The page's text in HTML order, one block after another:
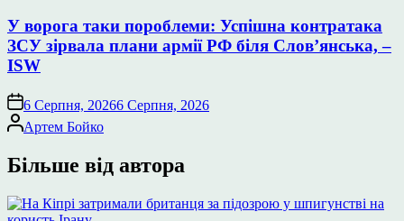
У ворога таки пороблеми: Успішна контратака
ЗСУ зірвала плани армії РФ біля Слов’янська, –
ISW
6 Серпня, 20266 Серпня, 2026
Опубліковано
Артем Бойко
Більше від автора